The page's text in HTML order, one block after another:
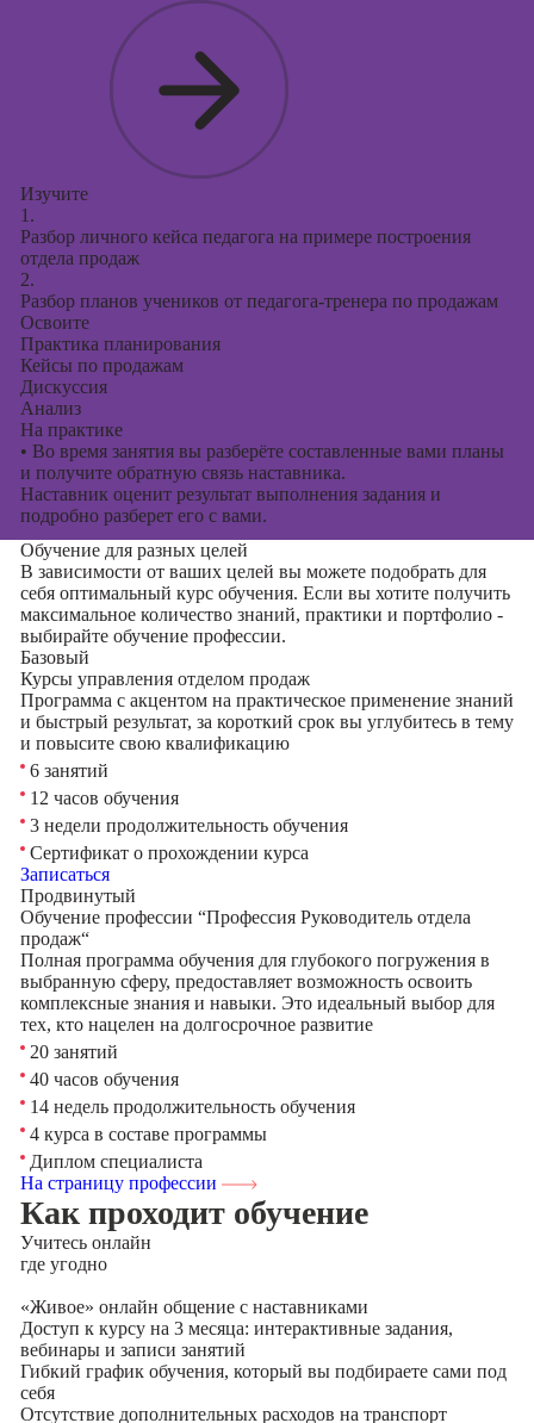
Изучите
1.
Разбор личного кейса педагога на примере построения
отдела продаж
2.
Разбор планов учеников от педагога-тренера по продажам
Освоите
Практика планирования
Кейсы по продажам
Дискуссия
Анализ
На практике
• Во время занятия вы разберёте составленные вами планы
и получите обратную связь наставника.
Наставник оценит результат выполнения задания и
подробно разберет его с вами.
Обучение для разных целей
В зависимости от ваших целей вы можете подобрать для
себя оптимальный курс обучения. Если вы хотите получить
максимальное количество знаний, практики и портфолио -
выбирайте обучение профессии.
Базовый
Курсы управления отделом продаж
Программа с акцентом на практическое применение знаний
и быстрый результат, за короткий срок вы углубитесь в тему
и повысите свою квалификацию
6 занятий
12 часов обучения
3 недели продолжительность обучения
Сертификат о прохождении курса
Записаться
Продвинутый
Обучение профессии “Профессия Руководитель отдела
продаж“
Полная программа обучения для глубокого погружения в
выбранную сферу, предоставляет возможность освоить
комплексные знания и навыки. Это идеальный выбор для
тех, кто нацелен на долгосрочное развитие
20 занятий
40 часов обучения
14 недель продолжительность обучения
4 курса в составе программы
Диплом специалиста
На страницу профессии
Как проходит обучение
Учитесь онлайн
где угодно
«Живое» онлайн общение с наставниками
Доступ к курсу на 3 месяца: интерактивные задания,
вебинары и записи занятий
Гибкий график обучения, который вы подбираете сами под
себя
Отсутствие дополнительных расходов на транспорт